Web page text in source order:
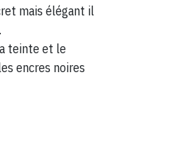
mais élégant il
teinte et le
encres noires